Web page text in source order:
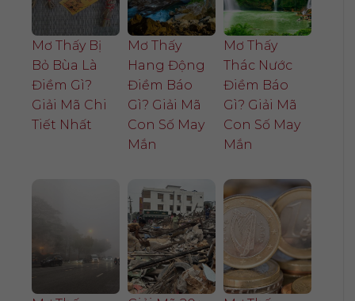
Mơ Thấy Bị
Bỏ Bùa Là
Điềm Gì?
Giải Mã Chi
Tiết Nhất
Mơ Thấy
Hang Động
Điềm Báo
Gì? Giải Mã
Con Số May
Mắn
Mơ Thấy
Thác Nước
Điềm Báo
Gì? Giải Mã
Con Số May
Mắn